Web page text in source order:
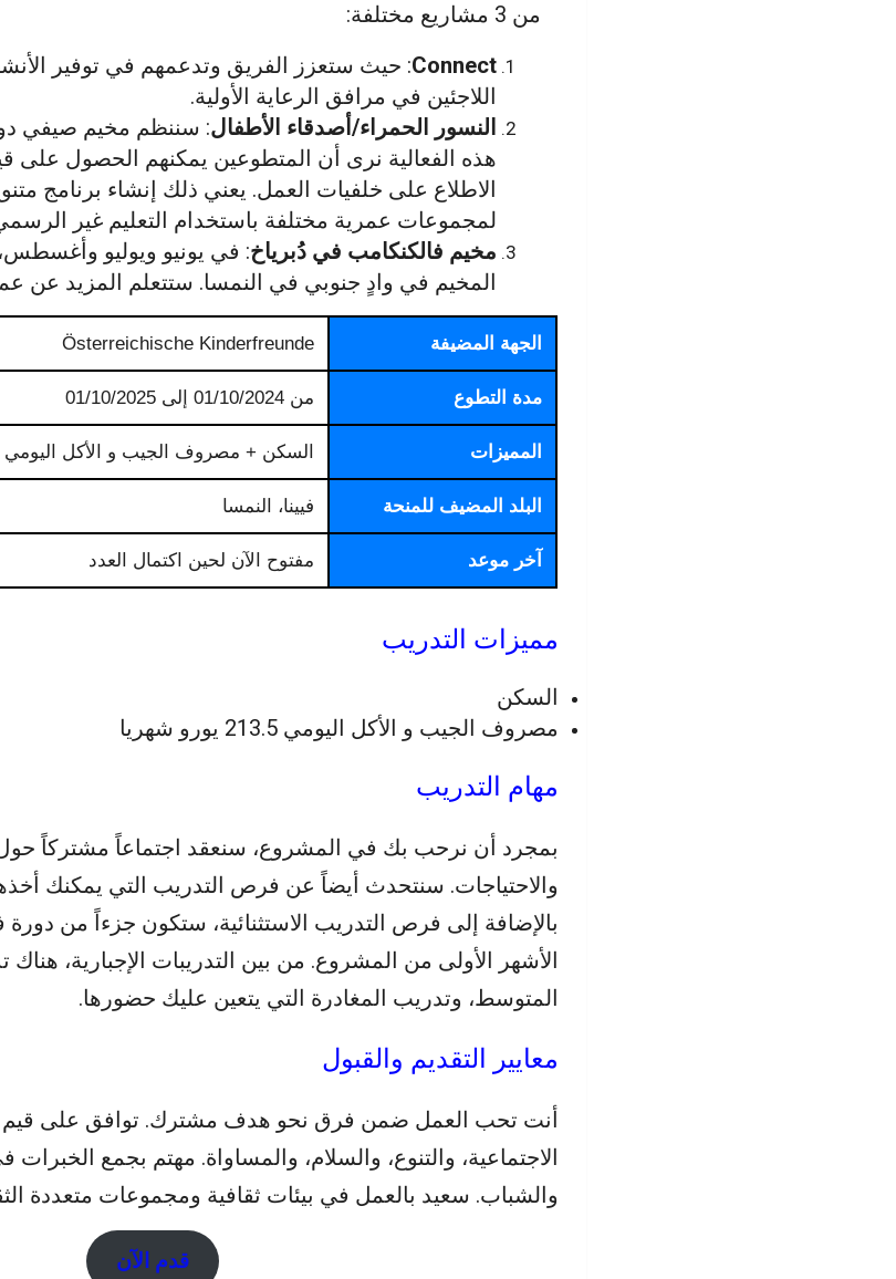
من 3 مشاريع مختلفة:
Connect: حيث ستعزز الفريق وتدعمهم في توفير
اللاجئين في مرافق الرعاية الأولية.
النسور الحمراء/أصدقاء الأطفال
هذه الفعالية نرى أن المتطوعين يمكنهم الحصول على
الاطلاع على خلفيات العمل. يعني ذلك إنشاء برنامج
لمجموعات عمرية مختلفة باستخدام التعليم غير
مخيم فالكنكامب في دُبرياخ: في يونيو ويوليو
المخيم في وادٍ جنوبي في النمسا. ستتعلم المزيد عن
الجهة المضيفة Österreichische Kinderfreunde
مدة التطوع من 01/10/2024 إلى 01/10/2025
المميزات السكن + مصروف الجيب و الأكل اليومي 213.5 يورو شهريا
البلد المضيف للمنحة فيينا، النمسا
آخر موعد مفتوح الآن لحين اكتمال العدد
مميزات التدريب
السكن
مصروف الجيب و الأكل اليومي 213.5 يورو شهريا
مهام التدريب
بمجرد أن نرحب بك في المشروع، سنعقد اجتماعاً مشتركاً
والاحتياجات. سنتحدث أيضاً عن فرص التدريب التي يمكنك أخذها
بالإضافة إلى فرص التدريب الاستثنائية، ستكون جزءاً من دورة
الأشهر الأولى من المشروع. من بين التدريبات الإجبارية،
المتوسط، وتدريب المغادرة التي يتعين عليك حضورها.
معايير التقديم والقبول
أنت تحب العمل ضمن فرق نحو هدف مشترك. توافق على قيم
الاجتماعية، والتنوع، والسلام، والمساواة. مهتم بجمع
والشباب. سعيد بالعمل في بيئات ثقافية ومجموعات متعددة
قدم الآن